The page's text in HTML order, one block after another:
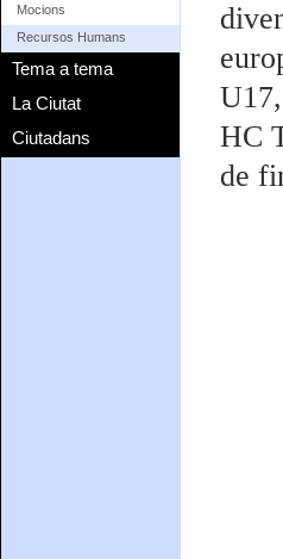
Mocions
Recursos Humans
Tema a tema
La Ciutat
Ciutadans
HC
de